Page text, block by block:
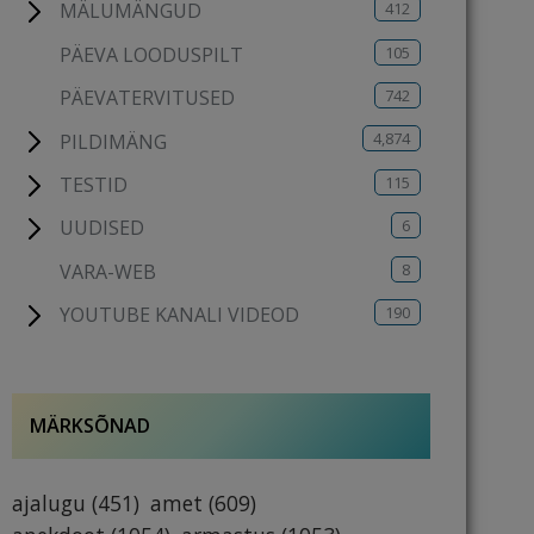
MÄLUMÄNGUD 412
PÄEVA LOODUSPILT 105
PÄEVATERVITUSED 742
PILDIMÄNG 4,874
TESTID 115
UUDISED 6
VARA-WEB 8
YOUTUBE KANALI VIDEOD 190
MÄRKSÕNAD
ajalugu (451) amet (609)